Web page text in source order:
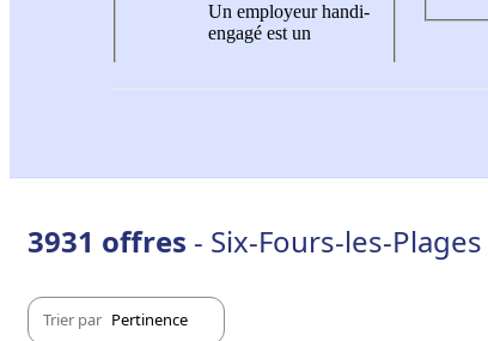
Un employeur handi-
engagé est un
3931 offres - Six-Fours-les-
Trier par Pertinence